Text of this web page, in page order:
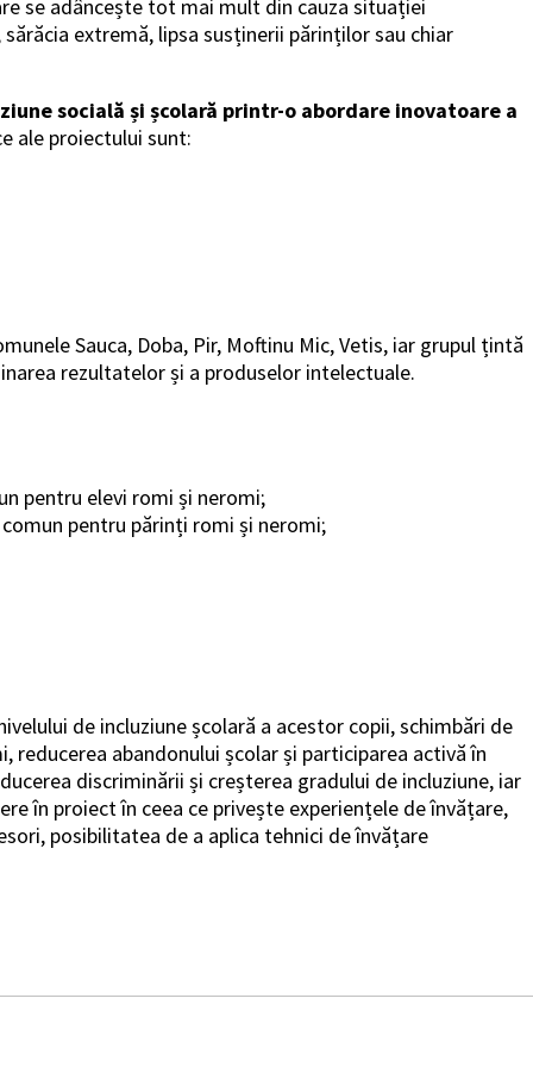
se adâncește tot mai mult din cauza situației
extremă, lipsa susținerii părinților sau chiar
socială și școlară printr-o abordare inovatoare a
ale proiectului sunt:
Sauca, Doba, Pir, Moftinu Mic, Vetis, iar grupul țintă
rezultatelor și a produselor intelectuale.
pentru elevi romi și neromi;
pentru părinți romi și neromi;
de incluziune școlară a acestor copii, schimbări de
abandonului școlar și participarea activă în
discriminării și creșterea gradului de incluziune, iar
în proiect în ceea ce privește experiențele de învățare,
posibilitatea de a aplica tehnici de învățare